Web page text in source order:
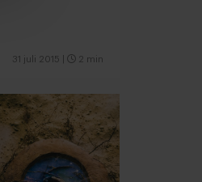
31 juli 2015 2 min